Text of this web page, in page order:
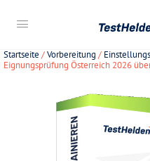
Startseite /Vorbereitung /
Eignungsprüfung Österreich 2026